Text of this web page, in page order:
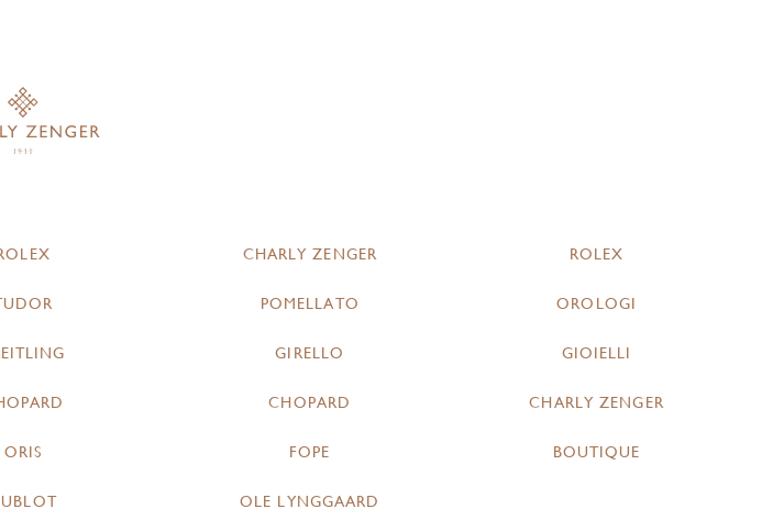
ORIS
CHARLY ZENGER
POMELLATO
GIRELLO
CHOPARD
FOPE
OLE LYNGGAARD
ROLEX
OROLOGI
GIOIELLI
CHARLY ZENGER
BOUTIQUE